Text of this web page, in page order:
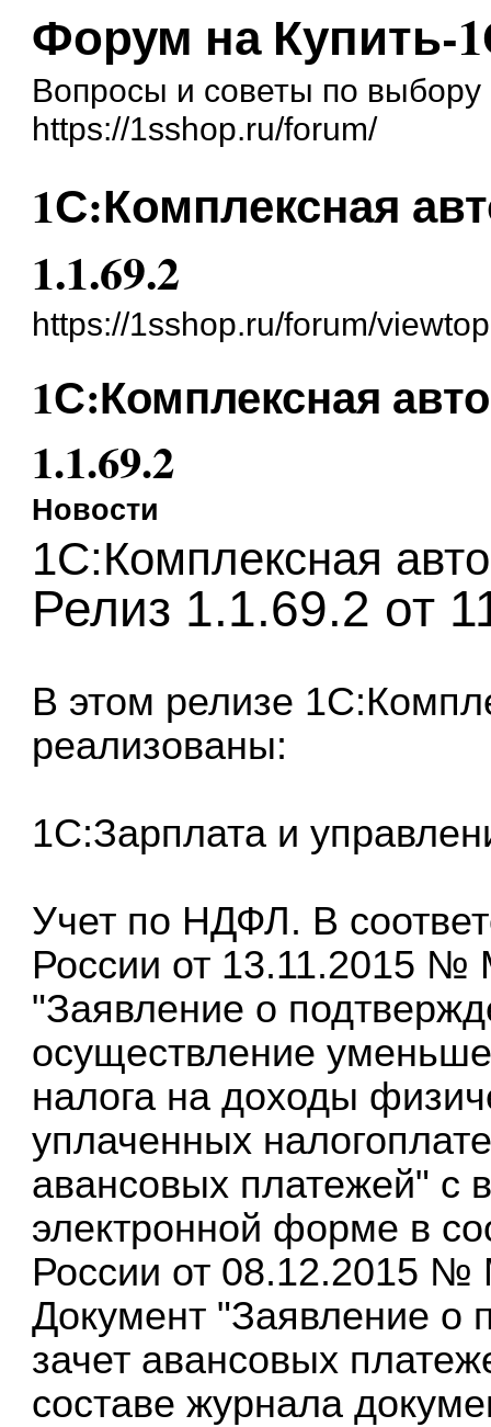
Форум на Купить-
Вопросы и советы по
https://1sshop.ru/forum/
1С:Комплексная
1.1.69.2
https://1sshop.ru/forum/
1С:Комплексная
1.1.69.2
Новости
1С:Комплексная
Релиз 1.1.69.2 от
В этом релизе
реализованы:
1С:Зарплата и
Учет по НДФЛ. В
России от 13.11.2015
"Заявление о
осуществление
налога на доходы
уплаченных
авансовых платежей" с
электронной форме в
России от 08.12.2015
Документ "Заявление о
зачет авансовых
составе журнала